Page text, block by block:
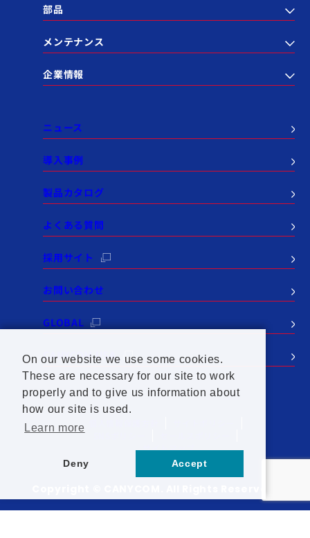
部品
メンテナンス
企業情報
ニュース
導入事例
製品カタログ
よくある質問
採用サイト
お問い合わせ
GLOBAL
CANYCOM USA
サイトマップ
On our website we use some cookies.
These are necessary for our site to work
properly and to give us information about
how our site is used.
Learn more
Deny Accept